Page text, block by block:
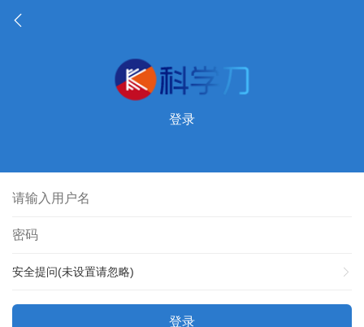
登录
安全提问(未设置请忽略)
登录